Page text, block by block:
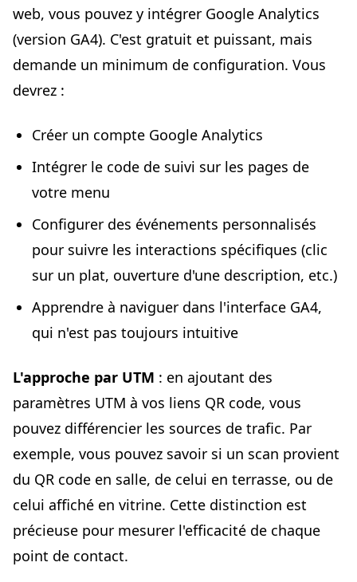
web, vous pouvez y intégrer Google Analytics
(version GA4). C'est gratuit et puissant, mais
demande un minimum de configuration. Vous
devrez :
Créer un compte Google Analytics
Intégrer le code de suivi sur les pages de
votre menu
Configurer des événements personnalisés
pour suivre les interactions spécifiques (clic
sur un plat, ouverture d'une description, etc.)
Apprendre à naviguer dans l'interface GA4,
qui n'est pas toujours intuitive
L'approche par UTM : en ajoutant des
paramètres UTM à vos liens QR code, vous
pouvez différencier les sources de trafic. Par
exemple, vous pouvez savoir si un scan provient
du QR code en salle, de celui en terrasse, ou de
celui affiché en vitrine. Cette distinction est
précieuse pour mesurer l'efficacité de chaque
point de contact.